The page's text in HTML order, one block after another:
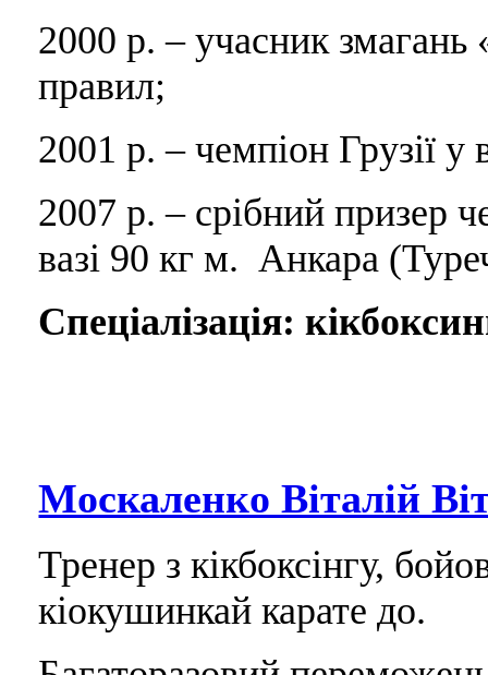
2000 р. – учасник змагань
правил;
2001 р. – чемпіон Грузії у
2007 р. – срібний призер
вазі 90 кг м. Анкара
Спеціалізація:
Москаленко Віталій
Тренер з кікбоксінгу,
кіокушинкай карате до.